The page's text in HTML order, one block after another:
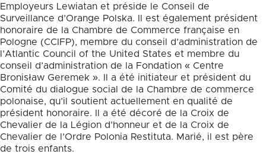
Employeurs Lewiatan et préside le Conseil de
Surveillance d’Orange Polska. Il est également président
honoraire de la Chambre de Commerce française en
Pologne (CCIFP), membre du conseil d’administration de
l’Atlantic Council of the United States et membre du
conseil d’administration de la Fondation « Centre
Bronisław Geremek ». Il a été initiateur et président du
Comité du dialogue social de la Chambre de commerce
polonaise, qu’il soutient actuellement en qualité de
président honoraire. Il a été décoré de la Croix de
Chevalier de la Légion d’honneur et de la Croix de
Chevalier de l’Ordre Polonia Restituta. Marié, il est père
de trois enfants.